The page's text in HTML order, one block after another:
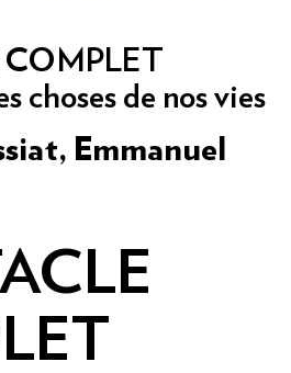
COMPLET
choses de nos vies
Emmanuel